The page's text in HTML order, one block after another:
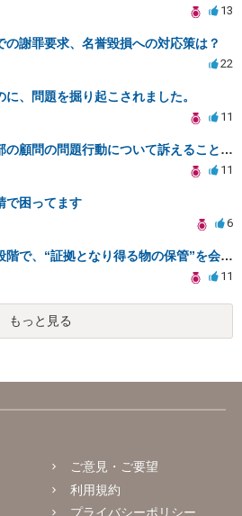
13
の謝罪要求、名誉毀損への対応策は？
22
、問題を掘り起こされました。
11
バスケットボール部の顧問の問題行動について訴えることは可能でしょうか？
11
で困ってます
6
訴訟するか未定の段階で、“証拠となり得る物の保管”を会社に応じてもらえる方法は在りますか?
11
もっと見る
ご意見・ご要望
利用規約
プライバシーポリシー